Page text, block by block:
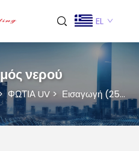
EL
νερού
ΦΩΤΙΑ UV > Εισαγωγή (253.7nm)